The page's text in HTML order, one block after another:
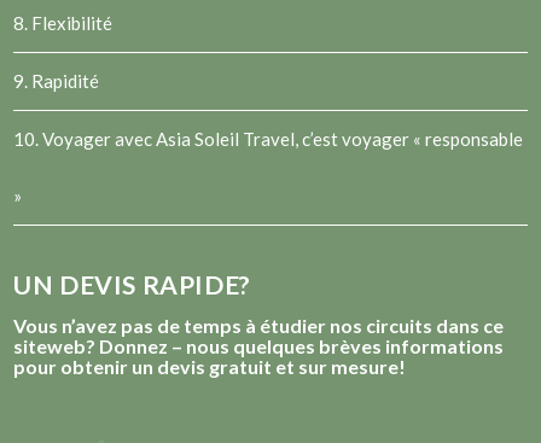
8. Flexibilité
9. Rapidité
10. Voyager avec Asia Soleil Travel, c’est voyager « responsable
»
UN DEVIS RAPIDE?
Vous n’avez pas de temps à étudier nos circuits dans ce
siteweb? Donnez – nous quelques brèves informations
pour obtenir un devis gratuit et sur mesure!